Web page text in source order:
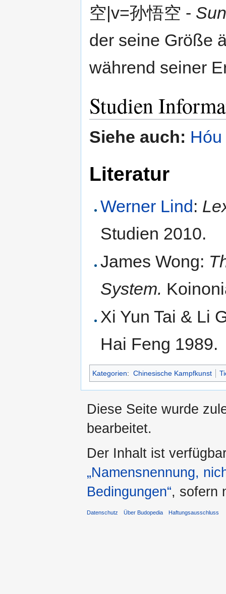
空|v=孙悟空 -
der seine Größe
während seiner
Studien
Siehe auch: Hóu
Literatur
Werner Lind:
Studien 2010.
James Wong:
System.
Xi Yun Tai & Li
Hai Feng 1989.
Kategorien: Chinesische Kampfkunst
Diese Seite wurde
bearbeitet.
Der Inhalt ist
„Namensnennung,
Bedingungen“, sofern
Datenschutz Über Budopedia Haftungsausschluss